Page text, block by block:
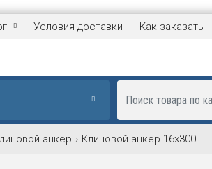
Условия доставки Как заказать
анкер Клиновой анкер 16х300